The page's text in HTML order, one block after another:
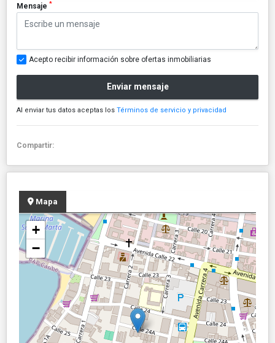
Mensaje *
Acepto recibir información sobre ofertas inmobiliarias
Enviar mensaje
Al enviar tus datos aceptas los Términos de servicio y privacidad
Compartir:
Mapa
+
−